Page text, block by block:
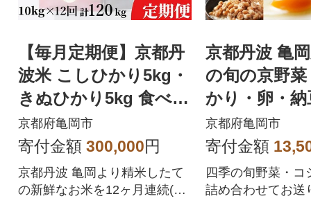
【毎月定期便】京都丹
波米 こしひかり5kg・
きぬひかり5kg 食べ比
べ全12回
京都府亀岡市
寄付金額 300,000円
京都丹波 亀岡より精米したて
の新鮮なお米を12ヶ月連続(計
京都丹波 亀
の旬の京野
かり・卵・
お楽しみ 詰
セット
京都府亀岡市
寄付金額
四季の旬野菜・コ
詰め合わせてお送